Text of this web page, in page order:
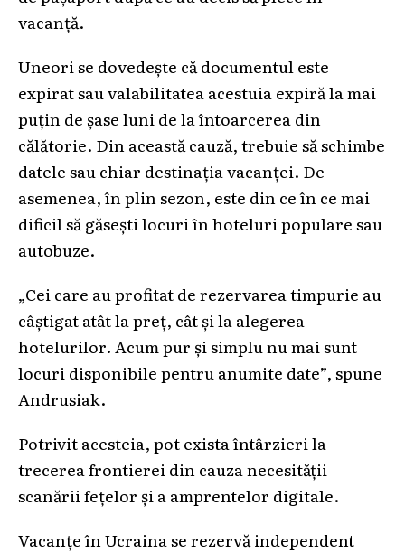
vacanță.
Uneori se dovedește că documentul este
expirat sau valabilitatea acestuia expiră la mai
puțin de șase luni de la întoarcerea din
călătorie. Din această cauză, trebuie să schimbe
datele sau chiar destinația vacanței. De
asemenea, în plin sezon, este din ce în ce mai
dificil să găsești locuri în hoteluri populare sau
autobuze.
„Cei care au profitat de rezervarea timpurie au
câștigat atât la preț, cât și la alegerea
hotelurilor. Acum pur și simplu nu mai sunt
locuri disponibile pentru anumite date”, spune
Andrusiak.
Potrivit acesteia, pot exista întârzieri la
trecerea frontierei din cauza necesității
scanării fețelor și a amprentelor digitale.
Vacanțe în Ucraina se rezervă independent